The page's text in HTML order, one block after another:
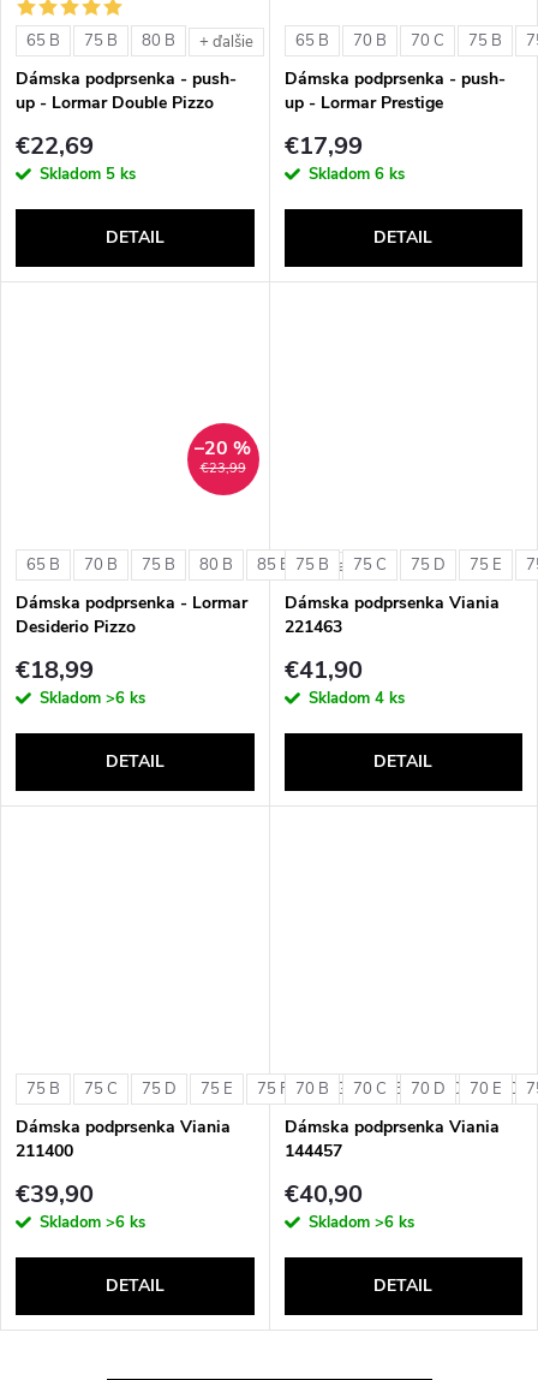
65 B 75 B 80 B + ďalšie
Dámska podprsenka - push-
up - Lormar Double Pizzo
€22,69
Skladom 5 ks
DETAIL
65 B 70 B 70 C 75 B
Dámska podprsenka - push-
up - Lormar Prestige
€17,99
Skladom 6 ks
DETAIL
€23,99
–20 %
65 B 70 B 75 B 80 B 85 B + ďalšie
Dámska podprsenka - Lormar
Desiderio Pizzo
€18,99
Skladom >6 ks
DETAIL
75 B 75 C 75 D 75 E
Dámska podprsenka Viania
221463
€41,90
Skladom 4 ks
DETAIL
75 B 75 C 75 D 75 E 75 F 75 G 80 B 80 C 80 D
Dámska podprsenka Viania
211400
€39,90
Skladom >6 ks
DETAIL
70 B 70 C 70 D 70 E
Dámska podprsenka Viania
144457
€40,90
Skladom >6 ks
DETAIL